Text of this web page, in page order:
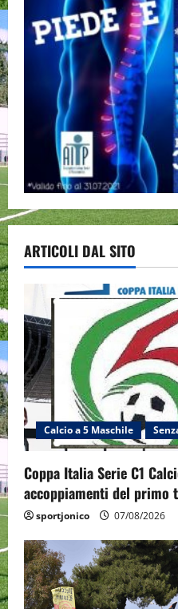
ARTICOLI DAL SITO
Calcio a 5 Maschile
Coppa Italia Serie C1
accoppiamenti del primo
sportjonico 07/08/2026